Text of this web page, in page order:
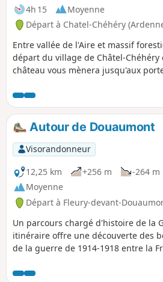
4h 15
Moyenne
Départ à Chatel-Chéhéry
Entre vallée de l'Aire et massif
départ du village de Châtel-Chéhéry
château vous mènera jusqu'aux
militaire allemand classé à l'Unesco.
Autour de Douaumont
Visorandonneur
12,25 km
+256 m -264 m
Moyenne
Départ à Fleury-devant-
Un parcours chargé d'histoire de la
itinéraire offre une découverte des
de la guerre de 1914-1918 entre la
bâtiments comme l'Ossuaire de